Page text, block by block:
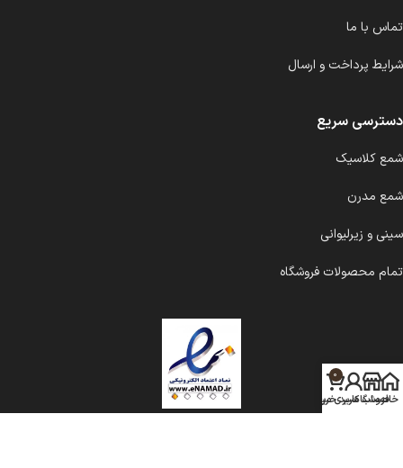
تماس با ما
شرایط پرداخت و ارسال
دسترسی سریع
شمع کلاسیک
شمع مدرن
سینی و زیرلیوانی
تمام محصولات فروشگاه
خانهفروشگاه
حساب کاربری من
0
سبد خرید